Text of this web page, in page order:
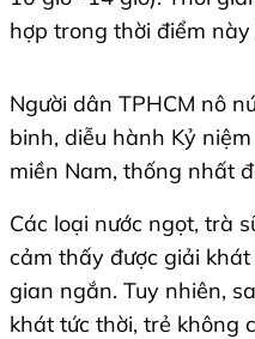
hợp trong thời điểm
Người dân TPHCM nô
binh, diễu hành Kỷ
miền Nam, thống nhất
Các loại nước ngọt, trà
cảm thấy được giải
gian ngắn. Tuy nhiên,
khát tức thời, trẻ không